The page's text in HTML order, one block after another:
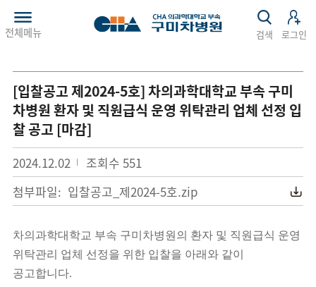
전체메뉴 검색 로그인
[입찰공고 제2024-5호] 차의과학대학교 부속 구미
차병원 환자 및 직원급식 운영 위탁관리 업체 선정 입
찰 공고 [마감]
2024.12.02 조회수 551
첨부파일: 입찰공고_제2024-5호.zip
차의과학대학교 부속 구미차병원의 환자 및 직원급식 운영
위탁관리 업체 선정을 위한 입찰을 아래와 같이
공고합니다.